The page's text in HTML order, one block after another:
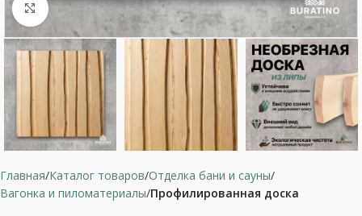
Нажмите, чтобы увеличить
Главная Каталог товаров Отделка бани и сауны
Вагонка и пиломатериалы Профилированная доска